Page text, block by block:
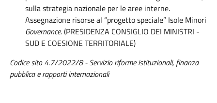
sulla strategia nazionale per le aree interne.
Assegnazione risorse al “progetto speciale” Isole Minori
Governance.(PRESIDENZA CONSIGLIO DEI MINISTRI -
SUD E COESIONE TERRITORIALE)
Codice sito 4.7/2022/8 - Servizio riforme istituzionali, finanza
pubblica e rapporti internazionali